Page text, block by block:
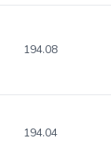
194.08
194.04